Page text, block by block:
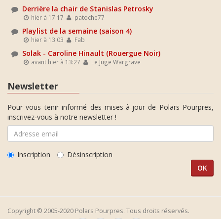
Derrière la chair de Stanislas Petrosky
hier à 17:17 patoche77
Playlist de la semaine (saison 4)
hier à 13:03 Fab
Solak - Caroline Hinault (Rouergue Noir)
avant hier à 13:27 Le Juge Wargrave
Newsletter
Pour vous tenir informé des mises-à-jour de Polars Pourpres,
inscrivez-vous à notre newsletter !
Inscription Désinscription
Copyright © 2005-2020 Polars Pourpres. Tous droits réservés.